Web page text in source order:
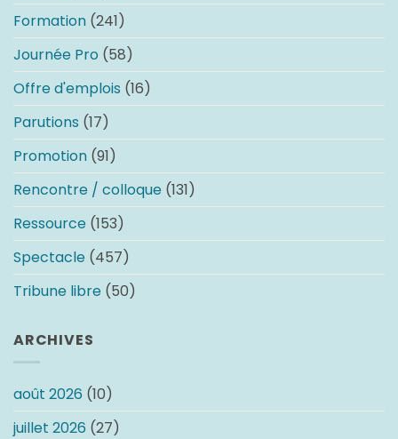
Formation (241)
Journée Pro (58)
Offre d'emplois (16)
Parutions (17)
Promotion (91)
Rencontre / colloque (131)
Ressource (153)
Spectacle (457)
Tribune libre (50)
ARCHIVES
août 2026 (10)
juillet 2026 (27)